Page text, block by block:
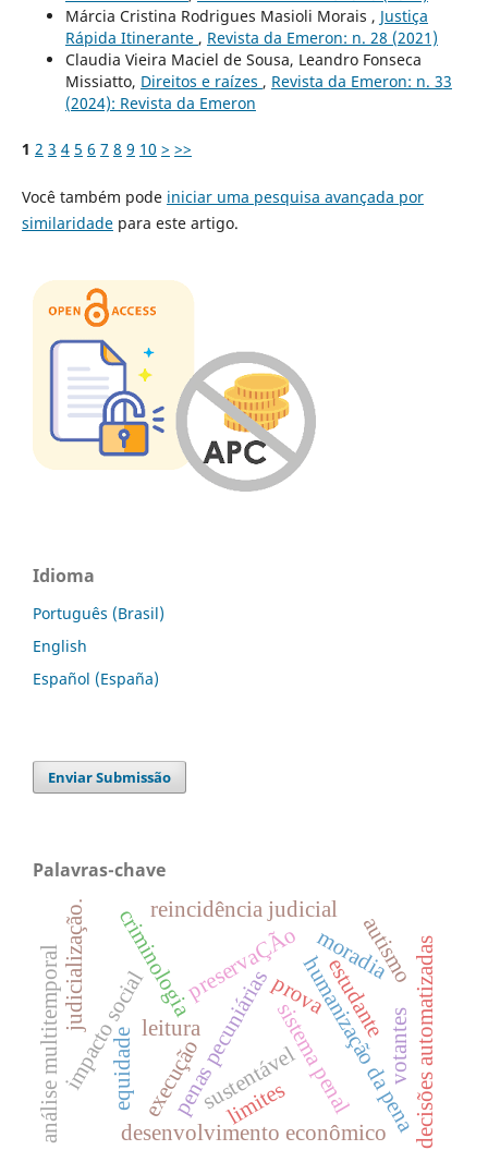
Márcia Cristina Rodrigues Masioli Morais , Justiça
Rápida Itinerante , Revista da Emeron: n. 28 (2021)
Claudia Vieira Maciel de Sousa, Leandro Fonseca
Missiatto, Direitos e raízes , Revista da Emeron: n. 33
(2024): Revista da Emeron
1 2 3 4 5 6 7 8 9 10 > >>
Você também pode iniciar uma pesquisa avançada por
similaridadepara este artigo.
Idioma
Português (Brasil)
English
Español (España)
Enviar Submissão
Palavras-chave
penas pecuniárias
preservaÇÃo
criminologia
desenvolvimento econômico
sustentável
leitura humanização da pena
moradia
execução sistema penal
impacto social
equidade decisões automatizadas
reincidência judicial
limites
análise multitemporal provaestudante
judicialização. autismo
votantes